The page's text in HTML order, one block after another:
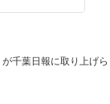
千葉日報に取り上げら